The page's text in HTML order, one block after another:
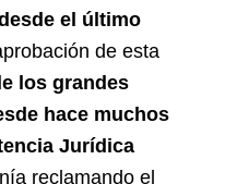
el último
de esta
los grandes
hace muchos
Jurídica
reclamando el